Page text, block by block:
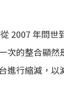
2007 年問世
次的整合顯然
進行縮減，以